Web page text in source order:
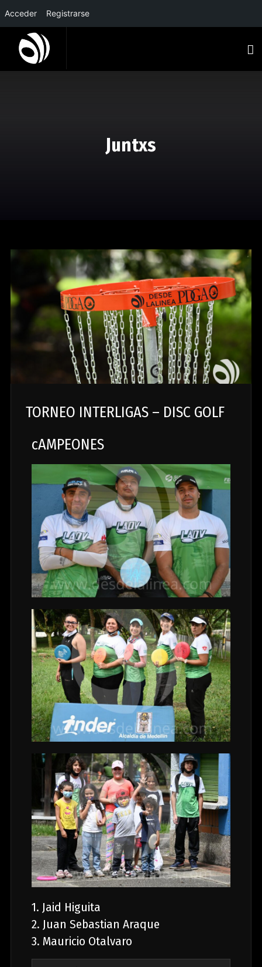
Juntxs
TORNEO INTERLIGAS – DISC GOLF
cAMPEONES
1. Jaid Higuita
2. Juan Sebastian Araque
3. Mauricio Otalvaro
Acceder Registrarse